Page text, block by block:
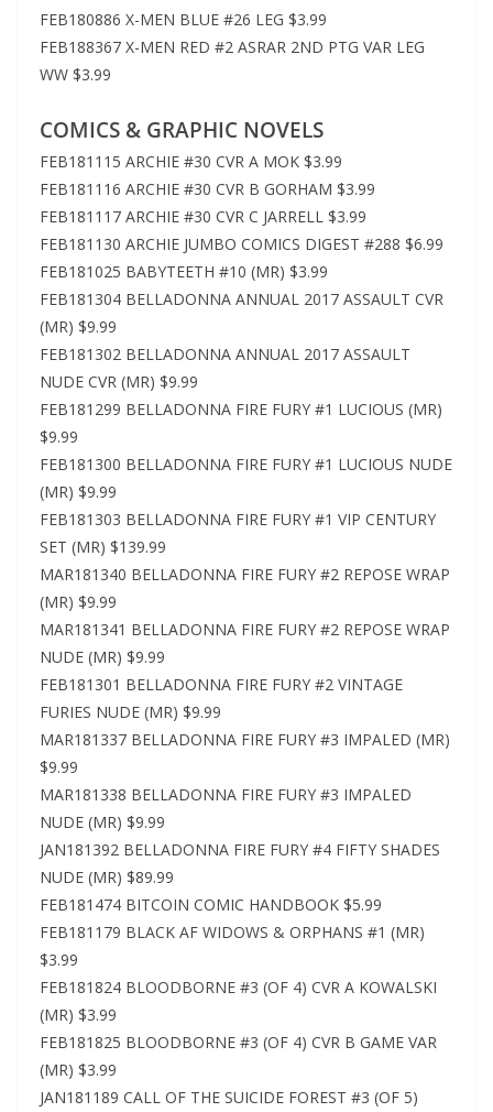
FEB180886 X-MEN BLUE #26 LEG $3.99
FEB188367 X-MEN RED #2 ASRAR 2ND PTG VAR LEG
WW $3.99
COMICS & GRAPHIC NOVELS
FEB181115 ARCHIE #30 CVR A MOK $3.99
FEB181116 ARCHIE #30 CVR B GORHAM $3.99
FEB181117 ARCHIE #30 CVR C JARRELL $3.99
FEB181130 ARCHIE JUMBO COMICS DIGEST #288 $6.99
FEB181025 BABYTEETH #10 (MR) $3.99
FEB181304 BELLADONNA ANNUAL 2017 ASSAULT CVR
(MR) $9.99
FEB181302 BELLADONNA ANNUAL 2017 ASSAULT
NUDE CVR (MR) $9.99
FEB181299 BELLADONNA FIRE FURY #1 LUCIOUS (MR)
$9.99
FEB181300 BELLADONNA FIRE FURY #1 LUCIOUS NUDE
(MR) $9.99
FEB181303 BELLADONNA FIRE FURY #1 VIP CENTURY
SET (MR) $139.99
MAR181340 BELLADONNA FIRE FURY #2 REPOSE WRAP
(MR) $9.99
MAR181341 BELLADONNA FIRE FURY #2 REPOSE WRAP
NUDE (MR) $9.99
FEB181301 BELLADONNA FIRE FURY #2 VINTAGE
FURIES NUDE (MR) $9.99
MAR181337 BELLADONNA FIRE FURY #3 IMPALED (MR)
$9.99
MAR181338 BELLADONNA FIRE FURY #3 IMPALED
NUDE (MR) $9.99
JAN181392 BELLADONNA FIRE FURY #4 FIFTY SHADES
NUDE (MR) $89.99
FEB181474 BITCOIN COMIC HANDBOOK $5.99
FEB181179 BLACK AF WIDOWS & ORPHANS #1 (MR)
$3.99
FEB181824 BLOODBORNE #3 (OF 4) CVR A KOWALSKI
(MR) $3.99
FEB181825 BLOODBORNE #3 (OF 4) CVR B GAME VAR
(MR) $3.99
JAN181189 CALL OF THE SUICIDE FOREST #3 (OF 5)